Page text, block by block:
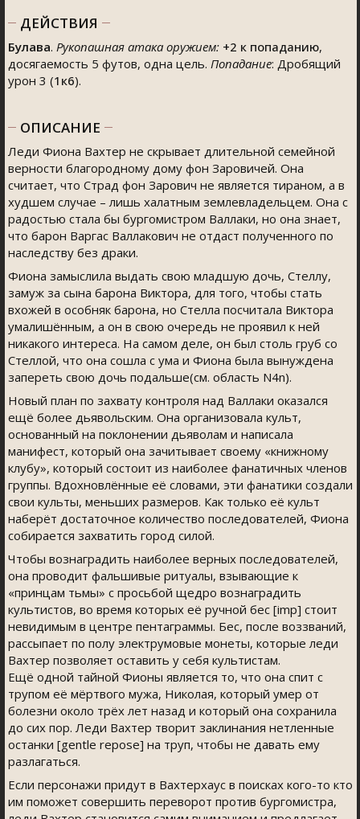
ДЕЙСТВИЯ
Булава. Рукопашная атака оружием: +2 к попаданию,
досягаемость 5 футов, одна цель. Попадание: Дробящий
урон 3 (1к6).
ОПИСАНИЕ
Леди Фиона Вахтер не скрывает длительной семейной
верности благородному дому фон Заровичей. Она
считает, что Страд фон Зарович не является тираном, а в
худшем случае – лишь халатным землевладельцем. Она с
радостью стала бы бургомистром Валлаки, но она знает,
что барон Варгас Валлакович не отдаст полученного по
наследству без драки.
Фиона замыслила выдать свою младшую дочь, Стеллу,
замуж за сына барона Виктора, для того, чтобы стать
вхожей в особняк барона, но Стелла посчитала Виктора
умалишённым, а он в свою очередь не проявил к ней
никакого интереса. На самом деле, он был столь груб со
Стеллой, что она сошла с ума и Фиона была вынуждена
запереть свою дочь подальше(см. область N4n).
Новый план по захвату контроля над Валлаки оказался
ещё более дьявольским. Она организовала культ,
основанный на поклонении дьяволам и написала
манифест, который она зачитывает своему «книжному
клубу», который состоит из наиболее фанатичных членов
группы. Вдохновлённые её словами, эти фанатики создали
свои культы, меньших размеров. Как только её культ
наберёт достаточное количество последователей, Фиона
собирается захватить город силой.
Чтобы вознаградить наиболее верных последователей,
она проводит фальшивые ритуалы, взывающие к
«принцам тьмы» с просьбой щедро вознаградить
культистов, во время которых её ручной бес [imp] стоит
невидимым в центре пентаграммы. Бес, после воззваний,
рассыпает по полу электрумовые монеты, которые леди
Вахтер позволяет оставить у себя культистам.
Ещё одной тайной Фионы является то, что она спит с
трупом её мёртвого мужа, Николая, который умер от
болезни около трёх лет назад и который она сохранила
до сих пор. Леди Вахтер творит заклинания нетленные
останки [gentle repose] на труп, чтобы не давать ему
разлагаться.
Если персонажи придут в Вахтерхаус в поисках кого-то кто
им поможет совершить переворот против бургомистра,